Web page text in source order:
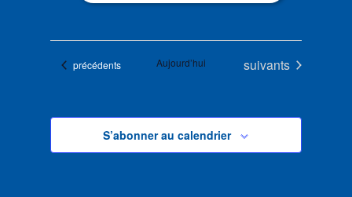
Évènements
précédents Aujourd’hui Évènements
suivants
S’abonner au calendrier